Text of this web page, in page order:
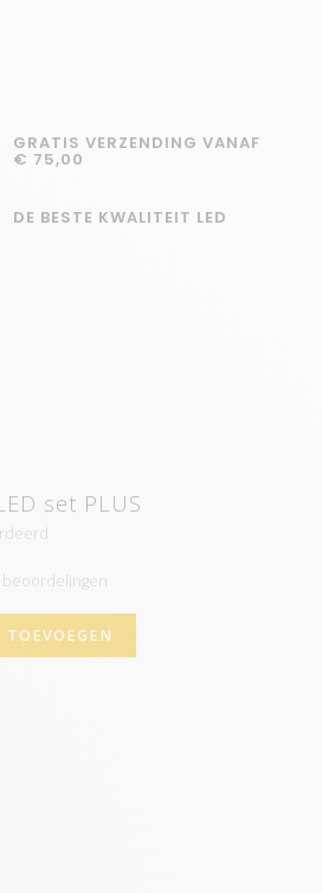
GRATIS VERZENDING VANAF
€ 75,00
DE BESTE KWALITEIT LED
set PLUS
beoordelingen
TOEVOEGEN